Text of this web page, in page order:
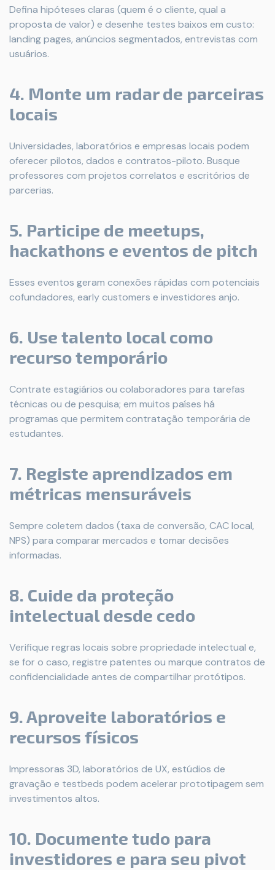
Defina hipóteses claras (quem é o cliente, qual a
proposta de valor) e desenhe testes baixos em custo:
landing pages, anúncios segmentados, entrevistas com
usuários.
4. Monte um radar de parceiras
locais
Universidades, laboratórios e empresas locais podem
oferecer pilotos, dados e contratos-piloto. Busque
professores com projetos correlatos e escritórios de
parcerias.
5. Participe de meetups,
hackathons e eventos de pitch
Esses eventos geram conexões rápidas com potenciais
cofundadores, early customers e investidores anjo.
6. Use talento local como
recurso temporário
Contrate estagiários ou colaboradores para tarefas
técnicas ou de pesquisa; em muitos países há
programas que permitem contratação temporária de
estudantes.
7. Registe aprendizados em
métricas mensuráveis
Sempre coletem dados (taxa de conversão, CAC local,
NPS) para comparar mercados e tomar decisões
informadas.
8. Cuide da proteção
intelectual desde cedo
Verifique regras locais sobre propriedade intelectual e,
se for o caso, registre patentes ou marque contratos de
confidencialidade antes de compartilhar protótipos.
9. Aproveite laboratórios e
recursos físicos
Impressoras 3D, laboratórios de UX, estúdios de
gravação e testbeds podem acelerar prototipagem sem
investimentos altos.
10. Documente tudo para
investidores e para seu pivot